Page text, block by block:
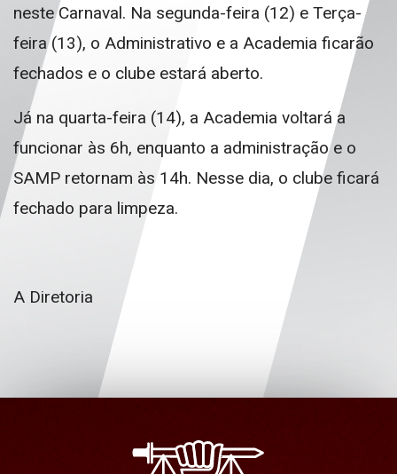
neste Carnaval. Na segunda-feira (12) e Terça-
feira (13), o Administrativo e a Academia ficarão
fechados e o clube estará aberto.
Já na quarta-feira (14), a Academia voltará a
funcionar às 6h, enquanto a administração e o
SAMP retornam às 14h. Nesse dia, o clube ficará
fechado para limpeza.
A Diretoria